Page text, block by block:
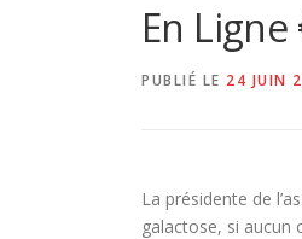
En Ligne
PUBLIÉ LE 24 JUIN
La présidente de
galactose, si aucun